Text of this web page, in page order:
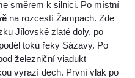
směrem k silnici. Po místní
na rozcestí Žampach. Zde
Jílovské zlaté doly, po
toku řeky Sázavy. Po
železniční viadukt
vyrazí dech. První vlak po